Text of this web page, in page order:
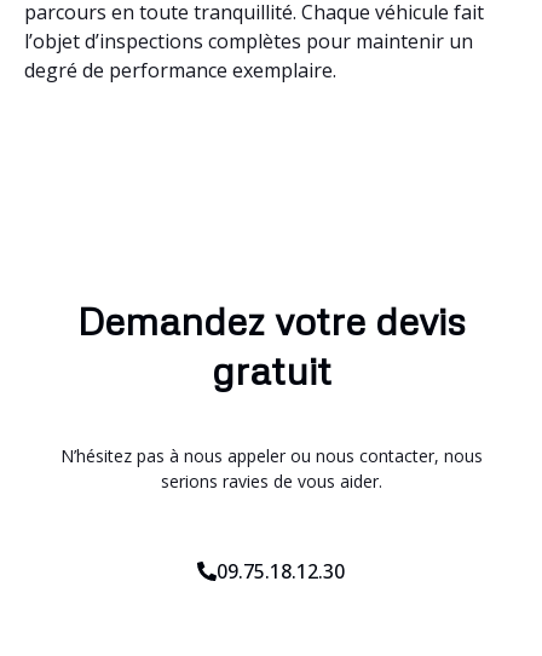
parcours en toute tranquillité. Chaque véhicule fait
l’objet d’inspections complètes pour maintenir un
degré de performance exemplaire.
Demandez votre devis
gratuit
N’hésitez pas à nous appeler ou nous contacter, nous
serions ravies de vous aider.
09.75.18.12.30